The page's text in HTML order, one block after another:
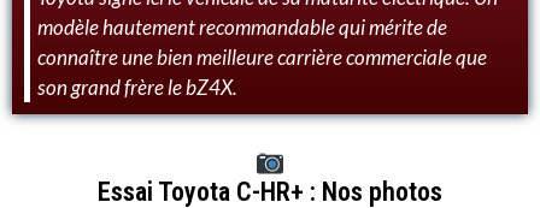
modèle hautement recommandable qui mérite de
connaître une bien meilleure carrière commerciale que
son grand frère le bZ4X.
Essai Toyota C-HR+ : Nos photos